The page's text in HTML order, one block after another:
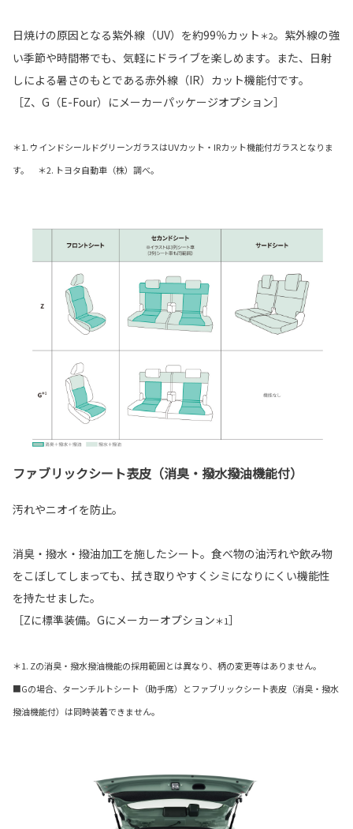
日焼けの原因となる紫外線（UV）を約99％カット ＊2。紫外線の強
い季節や時間帯でも、気軽にドライブを楽しめます。また、日射
しによる暑さのもとである赤外線（IR）カット機能付です。
［Z、G（E-Four）にメーカーパッケージオプション］
＊1. ウインドシールドグリーンガラスはUVカット・IRカット機能付ガラスとなりま
す。 ＊2. トヨタ自動車（株）調べ。
ファブリックシート表皮（消臭・撥水撥油機能付）
汚れやニオイを防止。
消臭・撥水・撥油加工を施したシート。食べ物の油汚れや飲み物
をこぼしてしまっても、拭き取りやすくシミになりにくい機能性
を持たせました。
［Zに標準装備。Gにメーカーオプション＊1］
＊1. Zの消臭・撥水撥油機能の採用範囲とは異なり、柄の変更等はありません。
■Gの場合、ターンチルトシート（助手席）とファブリックシート表皮（消臭・撥水
撥油機能付）は同時装着できません。